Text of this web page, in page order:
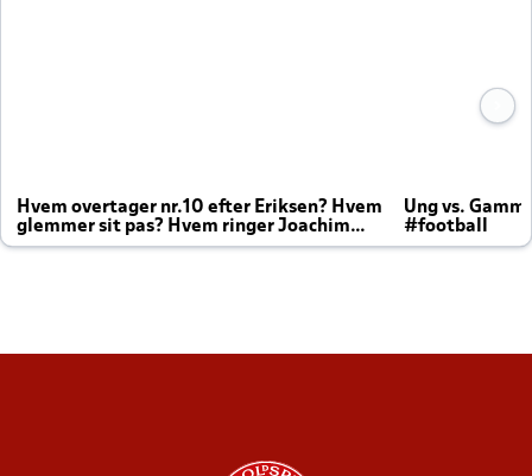
Hvem overtager nr.10 efter Eriksen? Hvem
glemmer sit pas? Hvem ringer Joachim
altid til efter kampe?
Ung vs.
#football